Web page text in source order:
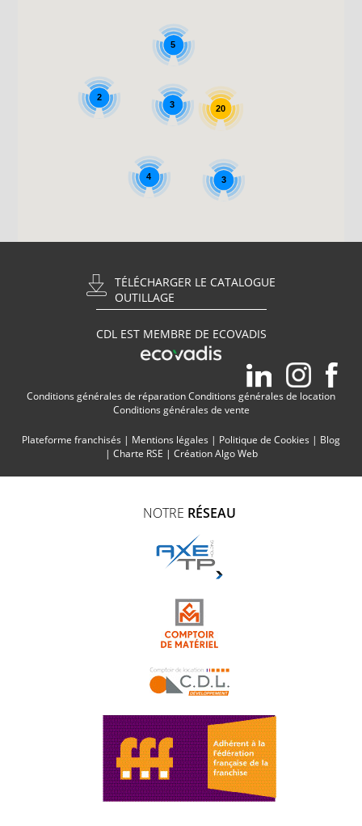
20
3
4
5
2
3
TÉLÉCHARGER LE CATALOGUE
OUTILLAGE
CDL EST MEMBRE DE ECOVADIS
Conditions générales de réparationConditions générales de location
Conditions générales de vente
Plateforme franchisés | Mentions légales | Politique de Cookies | Blog
| Charte RSE | Création Algo Web
NOTRE RÉSEAU